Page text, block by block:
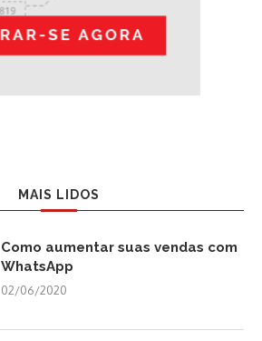
MAIS LIDOS
Como aumentar suas vendas com
WhatsApp
02/06/2020